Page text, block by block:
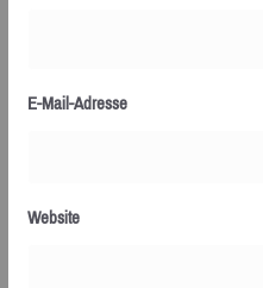
E-Mail-Adresse
Website